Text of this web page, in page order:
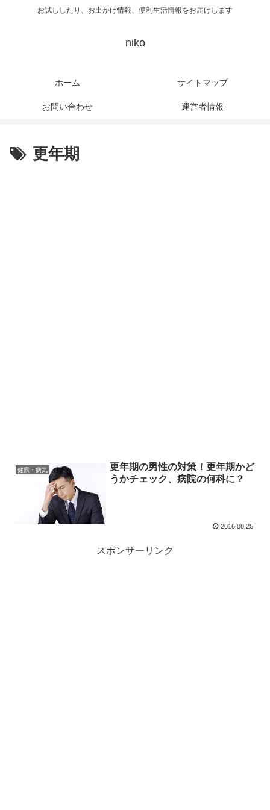
お試ししたり、お出かけ情報、便利生活情報をお届けします
niko
ホーム サイトマップ
お問い合わせ 運営者情報
更年期
健康・病気
更年期の男性の対策！更年期かど
うかチェック、病院の何科に？
2016.08.25
スポンサーリンク